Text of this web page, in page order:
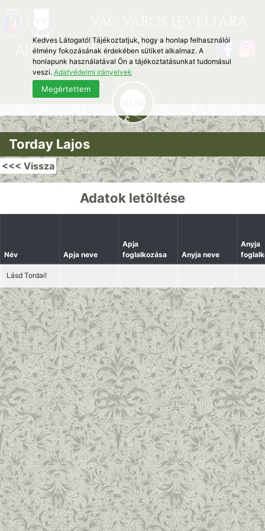
Archivum Vaciense
Torday Lajos
<<< Vissza
Adatok letöltése
Név Apja neve
Apja
foglalkozása
Anyja neve
Anyja
Lásd Tordai!
Kedves Látogató! Tájékoztatjuk, hogy a honlap felhasználói
élmény fokozásának érdekében sütiket alkalmaz. A
honlapunk használatával Ön a tájékoztatásunkat tudomásul
veszi. Adatvédelmi irányelvek
Megértettem